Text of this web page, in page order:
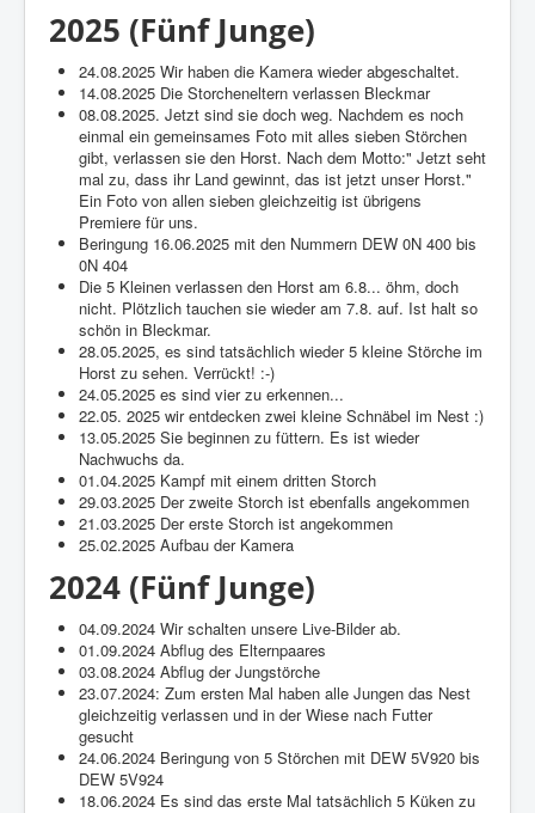
2025 (Fünf Junge)
24.08.2025 Wir haben die Kamera wieder abgeschaltet.
14.08.2025 Die Storcheneltern verlassen Bleckmar
08.08.2025. Jetzt sind sie doch weg. Nachdem es noch
einmal ein gemeinsames Foto mit alles sieben Störchen
gibt, verlassen sie den Horst. Nach dem Motto:" Jetzt seht
mal zu, dass ihr Land gewinnt, das ist jetzt unser Horst."
Ein Foto von allen sieben gleichzeitig ist übrigens
Premiere für uns.
Beringung 16.06.2025 mit den Nummern DEW 0N 400 bis
0N 404
Die 5 Kleinen verlassen den Horst am 6.8... öhm, doch
nicht. Plötzlich tauchen sie wieder am 7.8. auf. Ist halt so
schön in Bleckmar.
28.05.2025, es sind tatsächlich wieder 5 kleine Störche im
Horst zu sehen. Verrückt! :-)
24.05.2025 es sind vier zu erkennen...
22.05. 2025 wir entdecken zwei kleine Schnäbel im Nest :)
13.05.2025 Sie beginnen zu füttern. Es ist wieder
Nachwuchs da.
01.04.2025 Kampf mit einem dritten Storch
29.03.2025 Der zweite Storch ist ebenfalls angekommen
21.03.2025 Der erste Storch ist angekommen
25.02.2025 Aufbau der Kamera
2024 (Fünf Junge)
04.09.2024 Wir schalten unsere Live-Bilder ab.
01.09.2024 Abflug des Elternpaares
03.08.2024 Abflug der Jungstörche
23.07.2024: Zum ersten Mal haben alle Jungen das Nest
gleichzeitig verlassen und in der Wiese nach Futter
gesucht
24.06.2024 Beringung von 5 Störchen mit DEW 5V920 bis
DEW 5V924
18.06.2024 Es sind das erste Mal tatsächlich 5 Küken zu